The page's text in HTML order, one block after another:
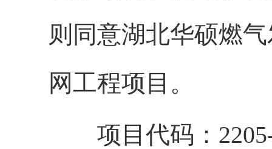
则同意湖北华硕燃
网工程项目。
项目代码：